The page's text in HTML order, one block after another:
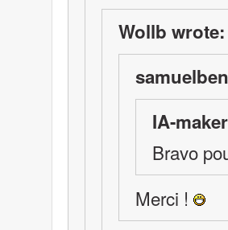
Wollb wrote:
IA-
Bravo
Merci !